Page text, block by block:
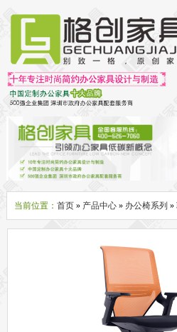
首页
茶台茶桌
多媒体会议室家具
办公屏风隔断系列
办公屏风卡位
高隔断墙 折叠屏风
组合
办公桌系列
会议桌
办公椅系列
茶几
间隔柜 矮柜 实木文
当前位置： 首页» 产品中心» 办公椅系列 »